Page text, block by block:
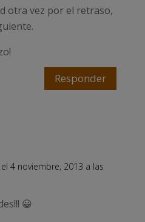
otra vez por el retraso,
Responder
el 4 noviembre, 2013 a las
😀